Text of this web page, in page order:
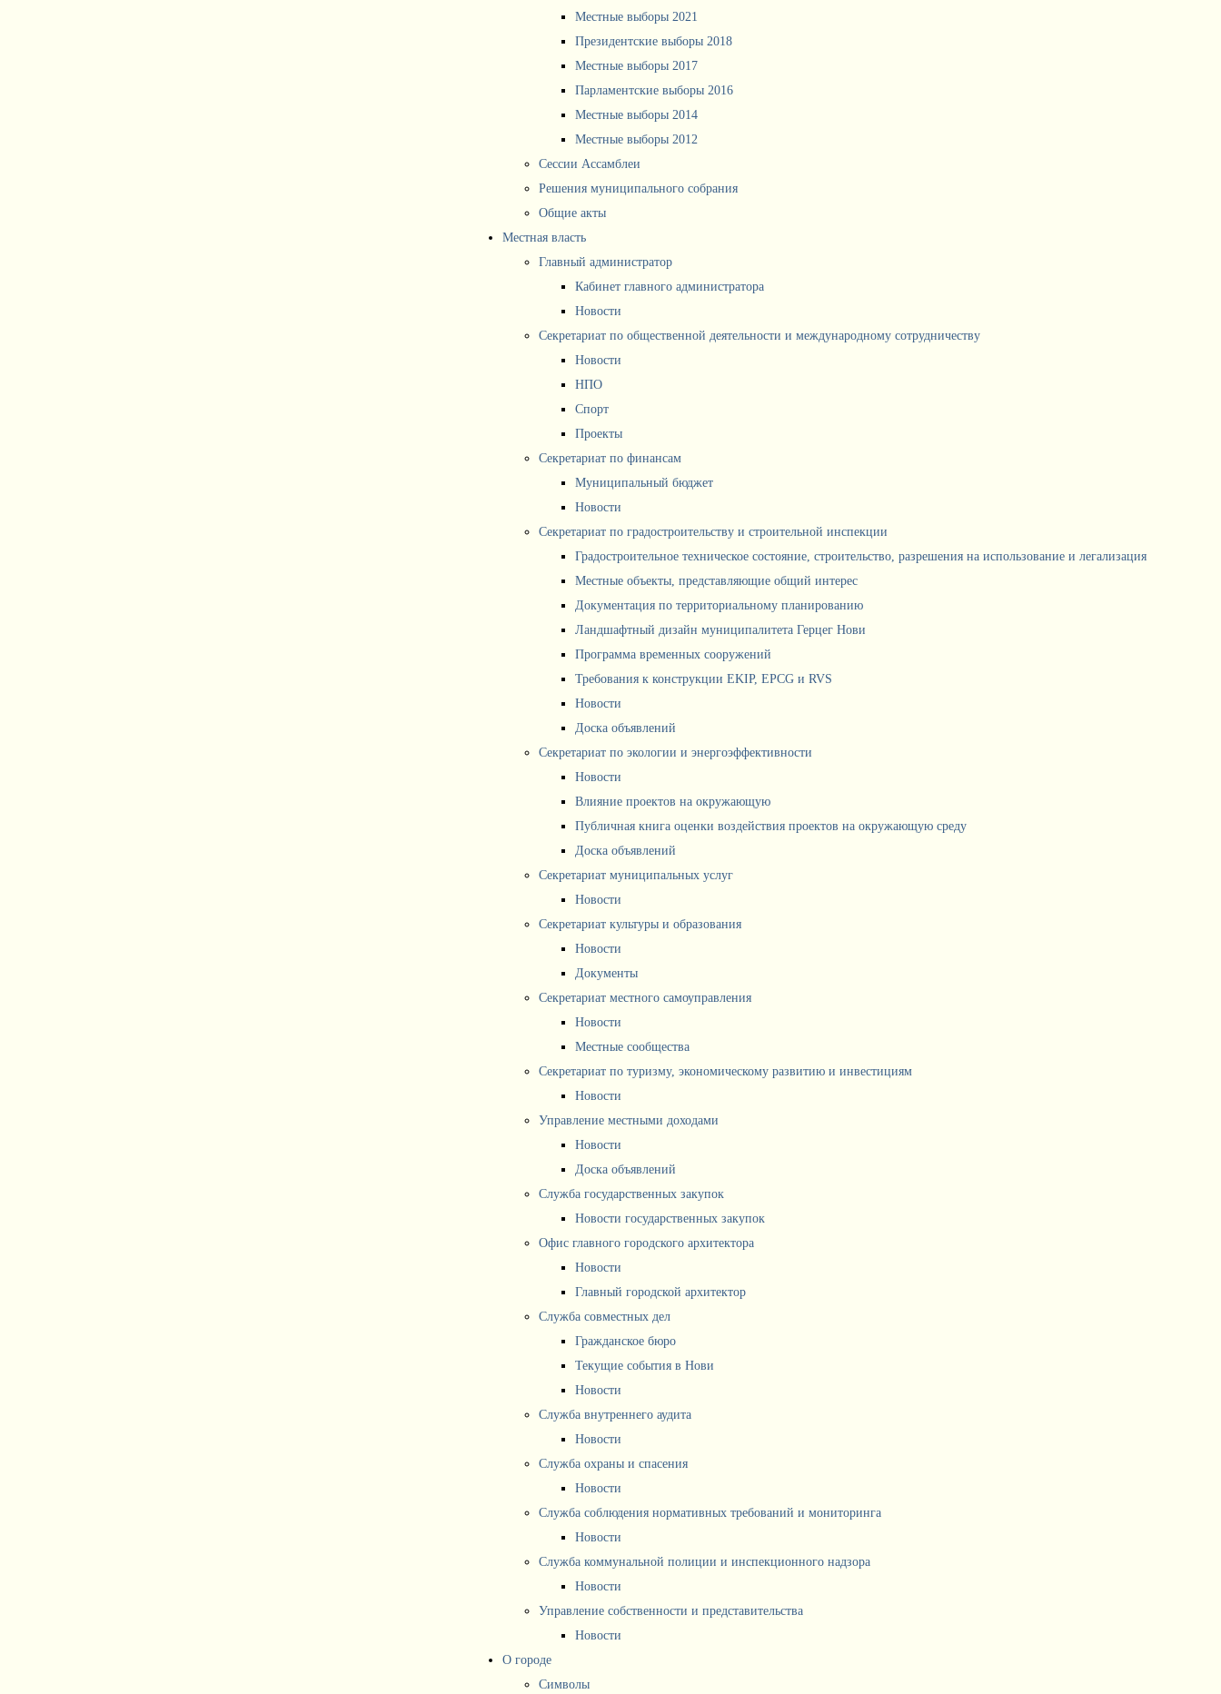
Местные выборы 2021
Президентские выборы 2018
Местные выборы 2017
Парламентские выборы 2016
Местные выборы 2014
Местные выборы 2012
Сессии Ассамблеи
Решения муниципального собрания
Общие акты
Местная власть
Главный администратор
Кабинет главного администратора
Новости
Секретариат по общественной деятельности и международному сотрудничеству
Новости
НПО
Спорт
Проекты
Секретариат по финансам
Муниципальный бюджет
Новости
Секретариат по градостроительству и строительной инспекции
Градостроительное техническое состояние, строительство, разрешения на использование и легализация
Местные объекты, представляющие общий интерес
Документация по территориальному планированию
Ландшафтный дизайн муниципалитета Герцег Нови
Программа временных сооружений
Требования к конструкции EKIP, EPCG и RVS
Новости
Доска объявлений
Секретариат по экологии и энергоэффективности
Новости
Влияние проектов на окружающую
Публичная книга оценки воздействия проектов на окружающую среду
Доска объявлений
Секретариат муниципальных услуг
Новости
Секретариат культуры и образования
Новости
Документы
Секретариат местного самоуправления
Новости
Местные сообщества
Секретариат по туризму, экономическому развитию и инвестициям
Новости
Управление местными доходами
Новости
Доска объявлений
Служба государственных закупок
Новости государственных закупок
Офис главного городского архитектора
Новости
Главный городской архитектор
Служба совместных дел
Гражданское бюро
Текущие события в Нови
Новости
Служба внутреннего аудита
Новости
Служба охраны и спасения
Новости
Служба соблюдения нормативных требований и мониторинга
Новости
Служба коммунальной полиции и инспекционного надзора
Новости
Управление собственности и представительства
Новости
О городе
Символы